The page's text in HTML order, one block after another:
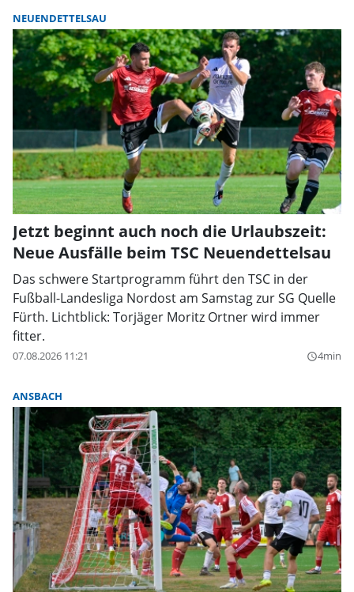
NEUENDETTELSAU
Jetzt beginnt auch noch die Urlaubszeit:
Neue Ausfälle beim TSC Neuendettelsau
Das schwere Startprogramm führt den TSC in der
Fußball-Landesliga Nordost am Samstag zur SG Quelle
Fürth. Lichtblick: Torjäger Moritz Ortner wird immer
fitter.
07.08.2026 11:21 query_builder4min
ANSBACH